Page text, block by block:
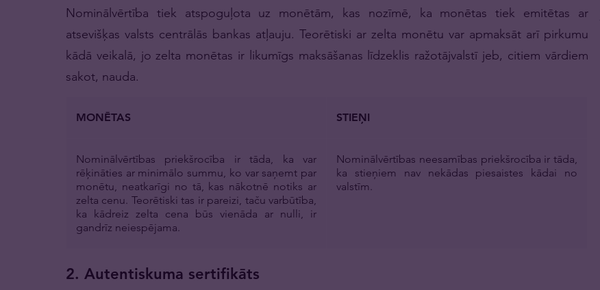
Nominālvērtība tiek atspoguļota uz monētām, kas nozīmē, ka monētas tiek emitētas ar
atsevišķas valsts centrālās bankas atļauju. Teorētiski ar zelta monētu var apmaksāt arī pirkumu
kādā veikalā, jo zelta monētas ir likumīgs maksāšanas līdzeklis ražotājvalstī jeb, citiem vārdiem
sakot, nauda.
MONĒTAS STIEŅI
Nominālvērtības priekšrocība ir tāda, ka var
rēķināties ar minimālo summu, ko var saņemt par
monētu, neatkarīgi no tā, kas nākotnē notiks ar
zelta cenu. Teorētiski tas ir pareizi, taču varbūtība,
ka kādreiz zelta cena būs vienāda ar nulli, ir
gandrīz neiespējama.
Nominālvērtības neesamības priekšrocība ir tāda,
ka stieņiem nav nekādas piesaistes kādai no
valstīm.
2. Autentiskuma sertifikāts